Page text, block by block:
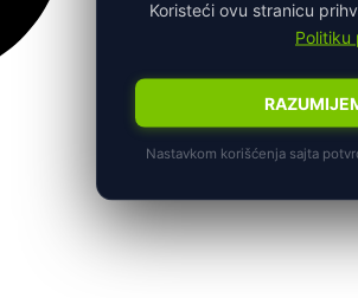
Koristeći ovu stranicu
Politiku
Nastavkom korišćenja sajta